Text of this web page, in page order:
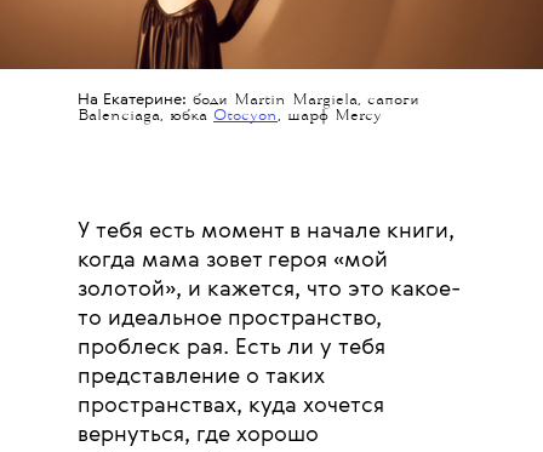
На Екатерине: боди Martin Margiela, сапоги
Balenciaga, юбка Otocyon , шарф Mercy
У тебя есть момент в начале книги,
когда мама зовет героя «мой
золотой», и кажется, что это какое-
то идеальное пространство,
проблеск рая. Есть ли у тебя
представление о таких
пространствах, куда хочется
вернуться, где хорошо